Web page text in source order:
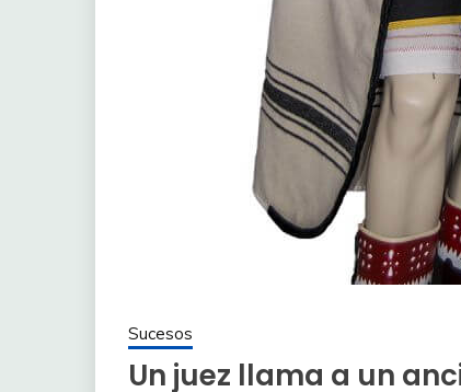
Sucesos
Un juez llama a un